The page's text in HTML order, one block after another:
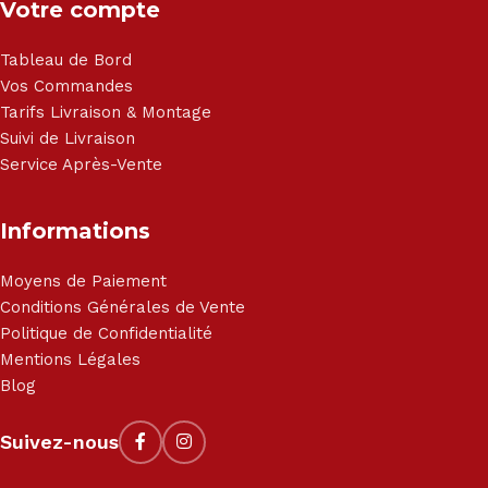
Votre compte
Tableau de Bord
Vos Commandes
Tarifs Livraison & Montage
Suivi de Livraison
Service Après-Vente
Informations
Moyens de Paiement
Conditions Générales de Vente
Politique de Confidentialité
Mentions Légales
Blog
Suivez-nous